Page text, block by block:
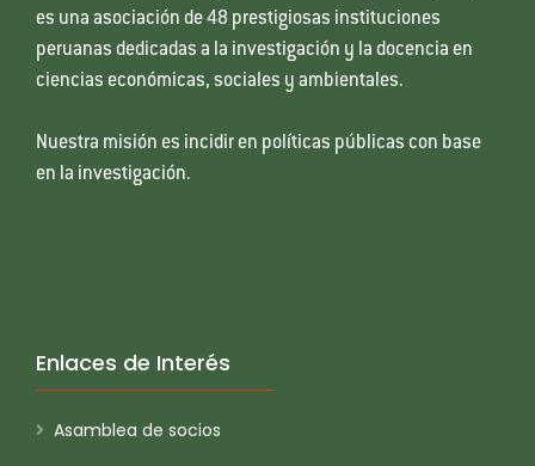
es una asociación de 48 prestigiosas instituciones
peruanas dedicadas a la investigación y la docencia en
ciencias económicas, sociales y ambientales.
Nuestra misión es incidir en políticas públicas con base
en la investigación.
Enlaces de Interés
Asamblea de socios